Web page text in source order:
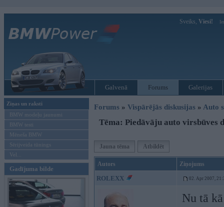
Sveiks, Viesi!
Galvenā Forums Galerijas
Ziņas un raksti
BMW modeļu jaunumi
BMW testi
Mēneša BMW
Sērijveida tūnings
Vel...
Gadījuma bilde
Forums » Vispārējās diskusijas » Auto
Tēma: Piedāvāju auto virsbūves
Jauna tēma Atbildēt
Autors Ziņojums
ROLEXX 02. Apr 2007,
Nu tā